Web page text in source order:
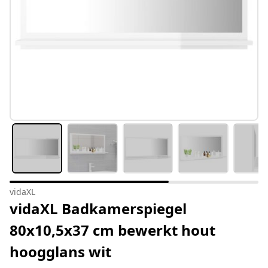
vidaXL
vidaXL Badkamerspiegel
80x10,5x37 cm bewerkt hout
hoogglans wit